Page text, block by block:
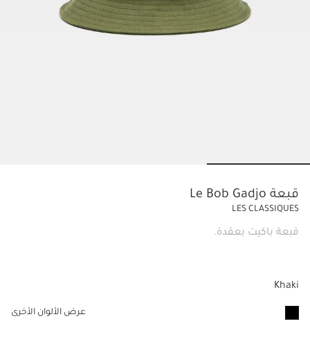
قبعة Le Bob Gadjo
LES CLASSIQUES
قبعة باكيت بعقدة.
Khaki
عرض الألوان الأخرى